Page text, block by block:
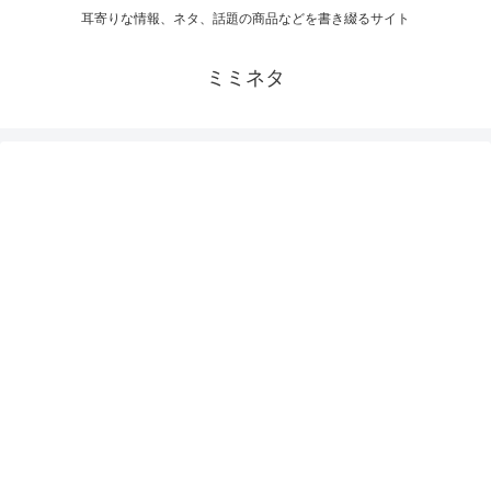
耳寄りな情報、ネタ、話題の商品などを書き綴るサイト
ミミネタ